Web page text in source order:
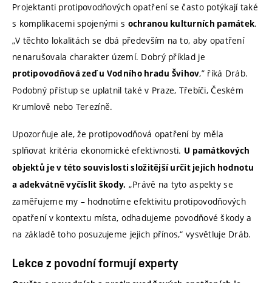
Projektanti protipovodňových opatření se často potýkají také
s komplikacemi spojenými s ochranou kulturních památek.
„V těchto lokalitách se dbá především na to, aby opatření
nenarušovala charakter území. Dobrý příklad je
protipovodňová zeď u Vodního hradu Švihov,” říká Dráb.
Podobný přístup se uplatnil také v Praze, Třebíči, Českém
Krumlově nebo Terezíně.
Upozorňuje ale, že protipovodňová opatření by měla
splňovat kritéria ekonomické efektivnosti. U památkových
objektů je v této souvislosti složitější určit jejich hodnotu
a adekvátně vyčíslit škody. „Právě na tyto aspekty se
zaměřujeme my – hodnotíme efektivitu protipovodňových
opatření v kontextu místa, odhadujeme povodňové škody a
na základě toho posuzujeme jejich přínos,“ vysvětluje Dráb.
Lekce z povodní formují experty